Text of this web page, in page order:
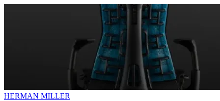
HERMAN MILLER